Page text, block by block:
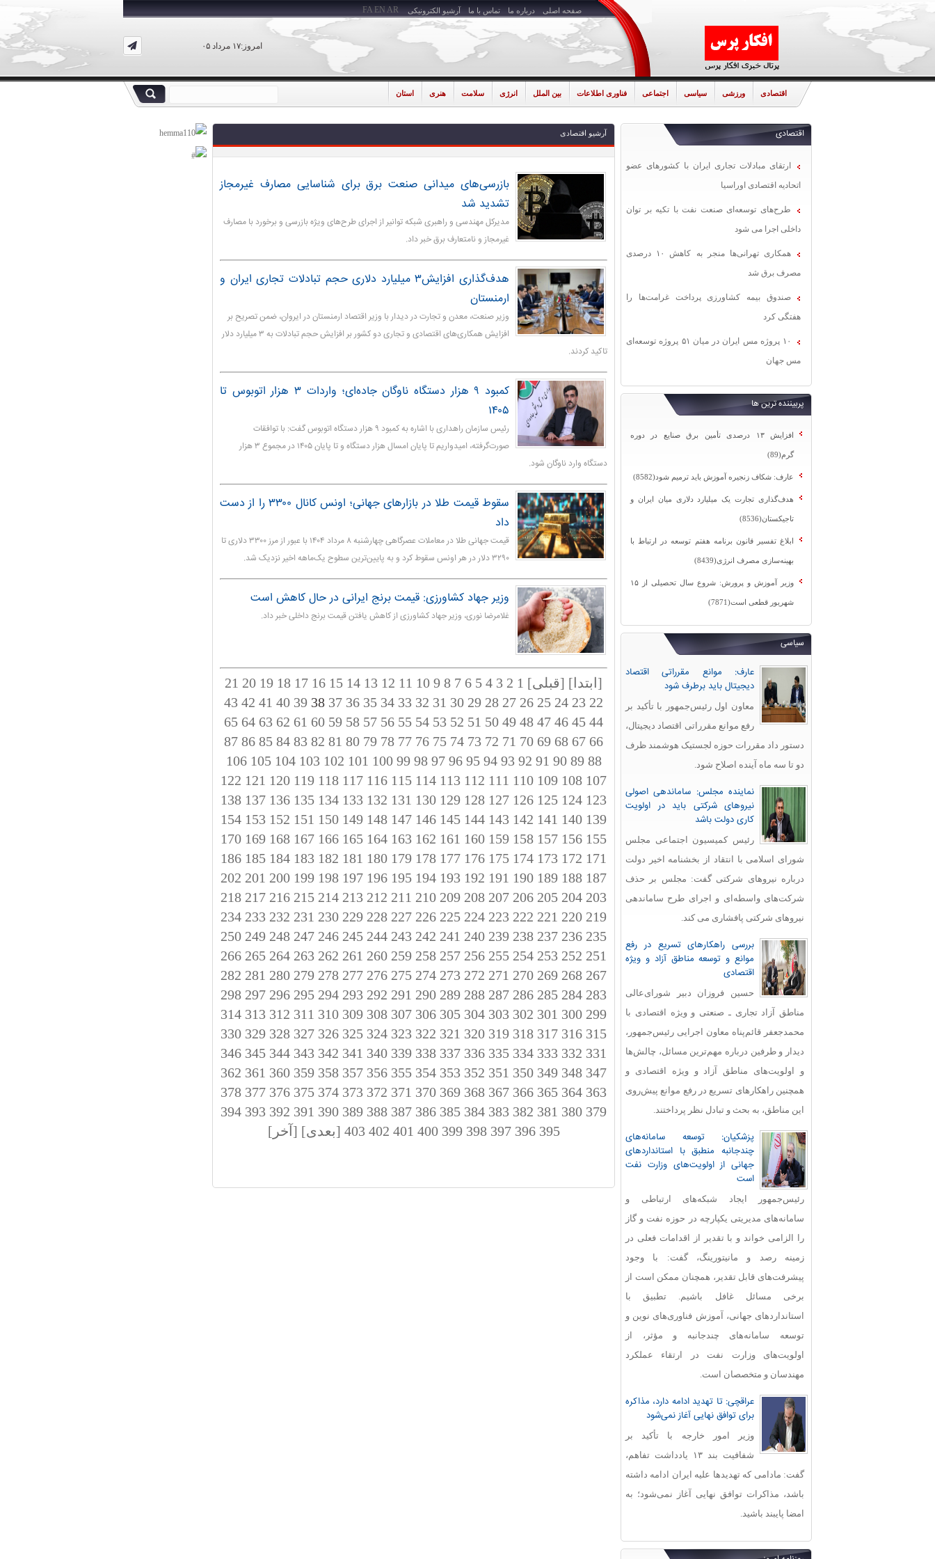
صفحه اصلی درباره ما تماس با ما آرشیو الکترونیکی
امروز:۱۷ مرداد ۰۵
FA EN AR
اقتصادی ورزشی سیاسی اجتماعی فناوری اطلاعات بین الملل انرژی سلامت هنری استان
اقتصادی
ارتقای مبادلات تجاری ایران با کشورهای عضو
اتحادیه اقتصادی اوراسیا
طرح‌های توسعه‌ای صنعت نفت با تکیه بر توان
داخلی اجرا می شود
همکاری تهرانی‌ها منجر به کاهش ۱۰ درصدی
مصرف برق شد
صندوق بیمه کشاورزی پرداخت غرامت‌ها را
هفتگی کرد
۱۰ پروژه مس ایران در میان ۵۱ پروژه توسعه‌ای
مس جهان
پربیننده ترین ها
افزایش ۱۳ درصدی تأمین برق صنایع در دوره
گرم(89)
عارف: شکاف زنجیره آموزش باید ترمیم شود(8582)
هدف‌گذاری تجارت یک میلیارد دلاری میان ایران و
تاجیکستان(8536)
ابلاغ تفسیر قانون برنامه هفتم توسعه در ارتباط با
بهینه‌سازی مصرف انرژی(8439)
وزیر آموزش و پرورش: شروع سال تحصیلی از ۱۵
شهریور قطعی است(7871)
سیاسی
عارف: موانع مقرراتی اقتصاد
دیجیتال باید برطرف شود
معاون اول رئیس‌جمهور با تأکید بر
رفع موانع مقرراتی اقتصاد دیجیتال،
دستور داد مقررات حوزه لجستیک هوشمند ظرف
دو تا سه ماه آینده اصلاح شود.
نماینده مجلس: ساماندهی اصولی
نیروهای شرکتی باید در اولویت
کاری دولت باشد
رئیس کمیسیون اجتماعی مجلس
شورای اسلامی با انتقاد از بخشنامه اخیر دولت
درباره نیروهای شرکتی گفت: مجلس بر حذف
شرکت‌های واسطه‌ای و اجرای طرح ساماندهی
نیروهای شرکتی پافشاری می کند.
بررسی راهکارهای تسریع در رفع
موانع و توسعه مناطق آزاد و ویژه
اقتصادی
حسین فروزان دبیر شورای‌عالی
مناطق آزاد تجاری ـ صنعتی و ویژه اقتصادی با
محمدجعفر قائم‌پناه معاون اجرایی رئیس‌جمهور،
دیدار و طرفین درباره مهم‌ترین مسائل، چالش‌ها
و اولویت‌های مناطق آزاد و ویژه اقتصادی و
همچنین راهکارهای تسریع در رفع موانع پیش‌روی
این مناطق، به بحث و تبادل نظر پرداختند.
پزشکیان: توسعه سامانه‌های
چندجانبه منطبق با استانداردهای
جهانی از اولویت‌های وزارت نفت
است
رئیس‌جمهور ایجاد شبکه‌های ارتباطی و
سامانه‌های مدیریتی یکپارچه در حوزه نفت و گاز
را الزامی خواند و با تقدیر از اقدامات فعلی در
زمینه رصد و مانیتورینگ، گفت: با وجود
پیشرفت‌های قابل‌ تقدیر، همچنان ممکن است از
برخی مسائل غافل باشیم. تطبیق با
استانداردهای جهانی، آموزش فناوری‌های نوین و
توسعه سامانه‌های چندجانبه و مؤثر، از
اولویت‌های وزارت نفت در ارتقاء عملکرد
مهندسان و متخصصان است.
عراقچی: تا تهدید ادامه دارد، مذاکره
برای توافق نهایی آغاز نمی‌شود
وزیر امور خارجه با تأکید بر
شفافیت بند ۱۳ یادداشت تفاهم،
گفت: مادامی که تهدیدها علیه ایران ادامه داشته
باشد، مذاکرات توافق نهایی آغاز نمی‌شود؛ به
امضا پایبند باشید.
آرشیو اقتصادی
بازرسی‌های میدانی صنعت برق برای شناسایی مصارف غیرمجاز
تشدید شد
مدیرکل مهندسی و راهبری شبکه توانیر از اجرای طرح‌های ویژه بازرسی و برخورد با مصارف
غیرمجاز و نامتعارف برق خبر داد.
هدف‌گذاری افزایش۳ میلیارد دلاری حجم تبادلات تجاری ایران و
ارمنستان
وزیر صنعت، معدن و تجارت در دیدار با وزیر اقتصاد ارمنستان در ایروان، ضمن تصریح بر
افزایش همکاری‌های اقتصادی و تجاری دو کشور بر افزایش حجم تبادلات به ۳ میلیارد دلار
تاکید کردند.
کمبود ۹ هزار دستگاه ناوگان جاده‌ای؛ واردات ۳ هزار اتوبوس تا
۱۴۰۵
رئیس سازمان راهداری با اشاره به کمبود ۹ هزار دستگاه اتوبوس گفت: با توافقات
صورت‌گرفته، امیدواریم تا پایان امسال هزار دستگاه و تا پایان ۱۴۰۵ در مجموع ۳ هزار
دستگاه وارد ناوگان شود.
سقوط قیمت طلا در بازارهای جهانی؛ اونس کانال ۳۳۰۰ را از دست
داد
قیمت جهانی طلا در معاملات عصرگاهی چهارشنبه ۸ مرداد ۱۴۰۴ با عبور از مرز ۳۳۰۰ دلاری تا
۳۲۹۰ دلار در هر اونس سقوط کرد و به پایین‌ترین سطوح یک‌ماهه اخیر نزدیک شد.
وزیر جهاد کشاورزی: قیمت برنج ایرانی در حال کاهش است
غلامرضا نوری، وزیر جهاد کشاورزی از کاهش یافتن قیمت برنج داخلی خبر داد.
[ابتدا] [قبلی] 1
2
3
4
5
6
7
8
9
10
11
12
13
14
15
16
17
18
19
20
21
22
23
24
25
26
27
28
29
30
31
32
33
34
35
36
37
39
40
41
42
43
44
45
46
47
48
49
50
51
52
53
54
55
56
57
58
59
60
61
62
63
64
65
66
67
68
69
70
71
72
73
74
75
76
77
78
79
80
81
82
83
84
85
86
87
88
89
90
91
92
93
94
95
96
97
98
99
100
101
102
103
104
105
106
107
108
109
110
111
112
113
114
115
116
117
118
119
120
121
122
123
124
125
126
127
128
129
130
131
132
133
134
135
136
137
138
139
140
141
142
143
144
145
146
147
148
149
150
151
152
153
154
155
156
157
158
159
160
161
162
163
164
165
166
167
168
169
170
171
172
173
174
175
176
177
178
179
180
181
182
183
184
185
186
187
188
189
190
191
192
193
194
195
196
197
198
199
200
201
202
203
204
205
206
207
208
209
210
211
212
213
214
215
216
217
218
219
220
221
222
223
224
225
226
227
228
229
230
231
232
233
234
235
236
237
238
239
240
241
242
243
244
245
246
247
248
249
250
251
252
253
254
255
256
257
258
259
260
261
262
263
264
265
266
267
268
269
270
271
272
273
274
275
276
277
278
279
280
281
282
283
284
285
286
287
288
289
290
291
292
293
294
295
296
297
298
299
300
301
302
303
304
305
306
307
308
309
310
311
312
313
314
315
316
317
318
319
320
321
322
323
324
325
326
327
328
329
330
331
332
333
334
335
336
337
338
339
340
341
342
343
344
345
346
347
348
349
350
351
352
353
354
355
356
357
358
359
360
361
362
363
364
365
366
367
368
369
370
371
372
373
374
375
376
377
378
379
380
381
382
383
384
385
386
387
388
389
390
391
392
393
394
395
396
397
398
399
400
401
402
403 [بعدی] [آخر]